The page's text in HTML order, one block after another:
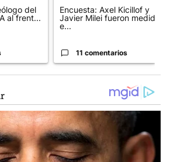
del
al frent...
Encuesta: Axel Kicillof y
Javier Milei fueron medidos
e...
11 comentarios